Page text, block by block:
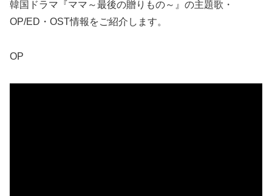
韓国ドラマ『ママ～最後の贈りもの～』の主題歌・
OP/ED・OST情報をご紹介します。
OP